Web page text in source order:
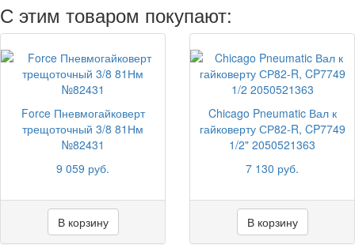
С этим товаром покупают:
Force Пневмогайковерт
трещоточный 3/8 81Нм
№82431
9 059 руб.
В корзину
Chicago Pneumatic Вал к
гайковерту СР82-R, CP7749
1/2" 2050521363
7 130 руб.
В корзину